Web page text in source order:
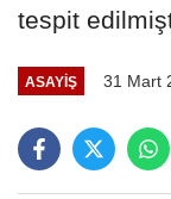
tespit
ASAYIŞ 31 Mart